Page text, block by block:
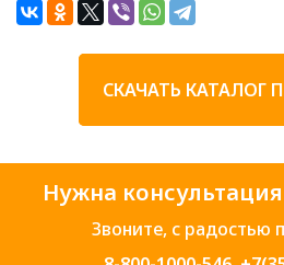
СКАЧАТЬ КАТАЛОГ
Нужна
Звоните, с радостью